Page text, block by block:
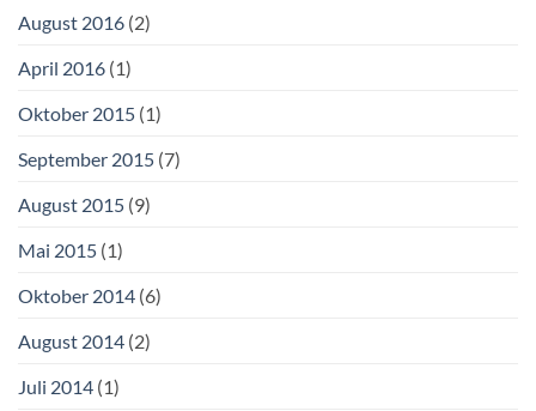
August 2016 (2)
April 2016 (1)
Oktober 2015 (1)
September 2015 (7)
August 2015 (9)
Mai 2015 (1)
Oktober 2014 (6)
August 2014 (2)
Juli 2014 (1)